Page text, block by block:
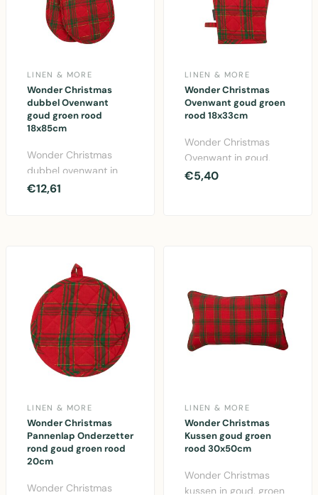
LINEN & MORE
Wonder Christmas
dubbel Ovenwant
goud groen rood
18x85cm
Wonder Christmas
dubbel ovenwant in
goud, groen en rood.
€12,61
LINEN & MORE
Wonder Christmas
Ovenwant goud groen
rood 18x33cm
Wonder Christmas
Ovenwant in goud,
groen en rood.
€5,40
LINEN & MORE
Wonder Christmas
Pannenlap Onderzetter
rond goud groen rood
20cm
Wonder Christmas
LINEN & MORE
Wonder Christmas
Kussen goud groen
rood 30x50cm
Wonder Christmas
kussen in goud, groen